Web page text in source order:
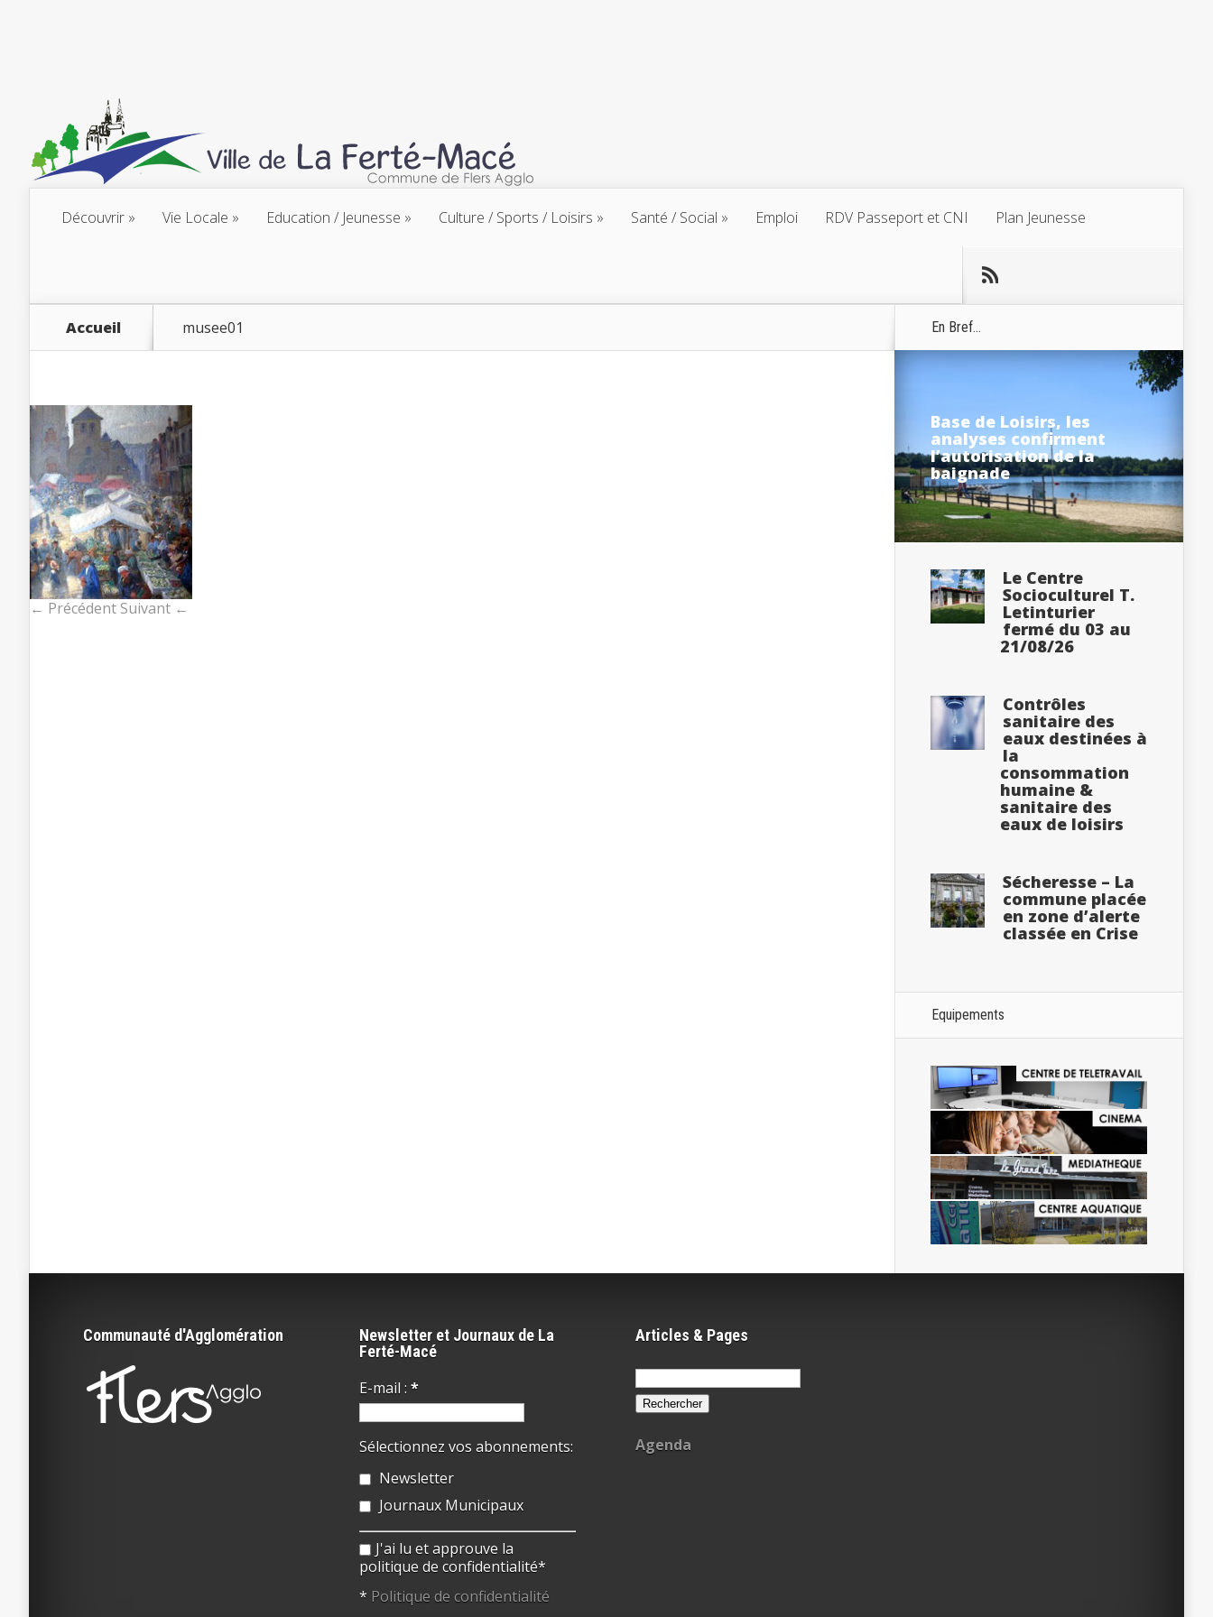
Découvrir Vie Locale Education / Jeunesse Culture / Sports / Loisirs Santé / Social Emploi RDV Passeport et CNI Plan Jeunesse
Accueil musee01
← Précédent Suivant ←
En Bref...
Base de Loisirs, les
analyses confirment
l’autorisation de la
baignade
Le Centre
Socioculturel T.
Letinturier
fermé du 03 au
21/08/26
Contrôles
sanitaire des
eaux destinées à
la
consommation
humaine &
sanitaire des
eaux de loisirs
Sécheresse – La
commune placée
en zone d’alerte
classée en Crise
Equipements
Communauté d'Agglomération
Newsletter et Journaux de La
Ferté-Macé
E-mail : *
Sélectionnez vos abonnements:
Newsletter
Journaux Municipaux
J'ai lu et approuve la
politique de confidentialité*
* Politique de confidentialité
Articles & Pages
Rechercher :
Agenda